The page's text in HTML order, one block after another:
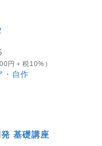
円＋税10%）
・自作
基礎講座